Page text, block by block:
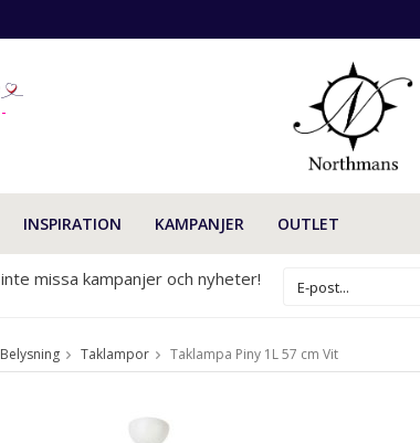
INSPIRATION KAMPANJER OUTLET
missa kampanjer och nyheter!
Belysning Taklampor Taklampa Piny 1L 57 cm Vit